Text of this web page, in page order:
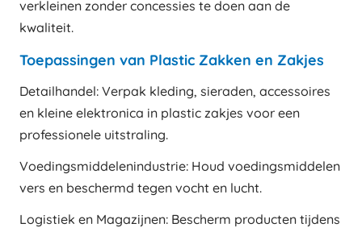
verkleinen zonder concessies te doen aan de
kwaliteit.
Toepassingen van Plastic Zakken en Zakjes
Detailhandel: Verpak kleding, sieraden, accessoires
en kleine elektronica in plastic zakjes voor een
professionele uitstraling.
Voedingsmiddelenindustrie: Houd voedingsmiddelen
vers en beschermd tegen vocht en lucht.
Logistiek en Magazijnen: Bescherm producten tijdens